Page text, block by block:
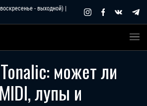
- выходной) |
может ли
лупы и